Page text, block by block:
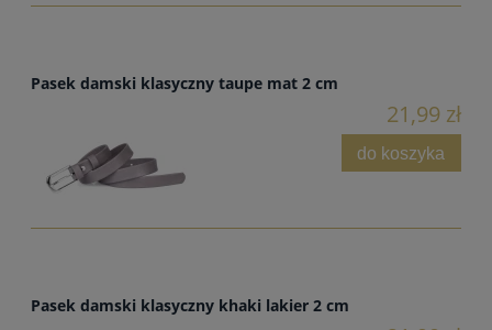
Pasek damski klasyczny taupe mat 2 cm
21,99 zł
do koszyka
Pasek damski klasyczny khaki lakier 2 cm